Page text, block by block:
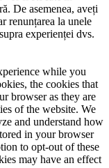
De asemenea, aveți
renunțarea la unele
experienței dvs.
while you
the cookies that
browser as they are
of the website. We
and understand how
in your browser
to opt-out of these
may have an effect